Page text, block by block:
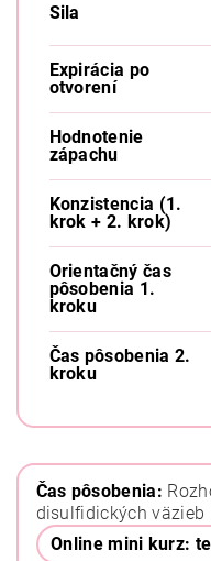
Sila
Expirácia po
otvorení
Hodnotenie
zápachu
Konzistencia (1.
krok + 2. krok)
Orientačný čas
pôsobenia 1.
kroku
Čas pôsobenia 2.
kroku
Čas pôsobenia:
disulfidických väzieb
Online mini kurz: